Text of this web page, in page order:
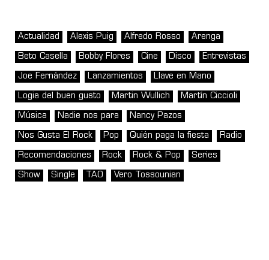
Actualidad Alexis Puig Alfredo Rosso Arenga
Beto Casella Bobby Flores Cine Disco Entrevistas
Joe Fernández Lanzamientos Llave en Mano
Logia del buen gusto Martin Wullich Martín Ciccioli
Música Nadie nos para Nancy Pazos
Nos Gusta El Rock Pop Quién paga la fiesta Radio
Recomendaciones Rock Rock & Pop Series
Show Single TAO Vero Tossounian